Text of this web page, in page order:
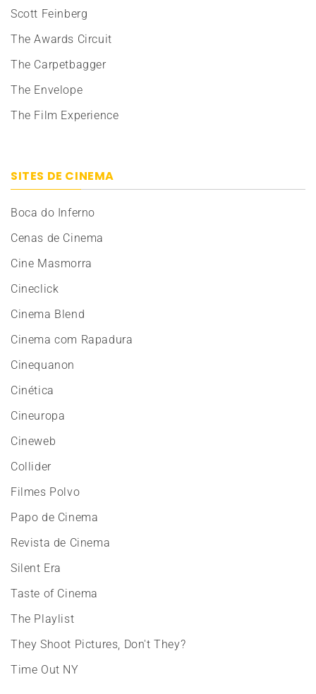
Scott Feinberg
The Awards Circuit
The Carpetbagger
The Envelope
The Film Experience
SITES DE CINEMA
Boca do Inferno
Cenas de Cinema
Cine Masmorra
Cineclick
Cinema Blend
Cinema com Rapadura
Cinequanon
Cinética
Cineuropa
Cineweb
Collider
Filmes Polvo
Papo de Cinema
Revista de Cinema
Silent Era
Taste of Cinema
The Playlist
They Shoot Pictures, Don't They?
Time Out NY